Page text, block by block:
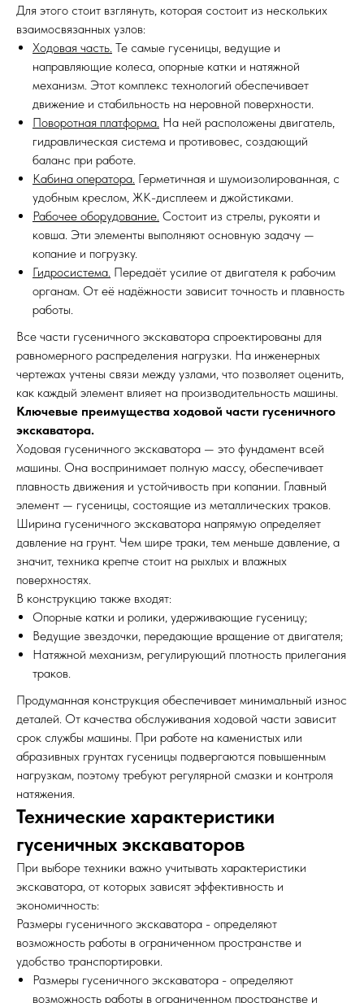
Для этого стоит взглянуть, которая состоит из нескольких
взаимосвязанных узлов:
Ходовая часть. Те самые гусеницы, ведущие и
направляющие колеса, опорные катки и натяжной
механизм. Этот комплекс технологий обеспечивает
движение и стабильность на неровной поверхности.
Поворотная платформа. На ней расположены двигатель,
гидравлическая система и противовес, создающий
баланс при работе.
Кабина оператора. Герметичная и шумоизолированная, с
удобным креслом, ЖК-дисплеем и джойстиками.
Рабочее оборудование. Состоит из стрелы, рукояти и
ковша. Эти элементы выполняют основную задачу —
копание и погрузку.
Гидросистема. Передаёт усилие от двигателя к рабочим
органам. От её надёжности зависит точность и плавность
работы.
Все части гусеничного экскаватора спроектированы для
равномерного распределения нагрузки. На инженерных
чертежах учтены связи между узлами, что позволяет оценить,
как каждый элемент влияет на производительность машины.
Ключевые преимущества ходовой части гусеничного
экскаватора.
Ходовая гусеничного экскаватора — это фундамент всей
машины. Она воспринимает полную массу, обеспечивает
плавность движения и устойчивость при копании. Главный
элемент — гусеницы, состоящие из металлических траков.
Ширина гусеничного экскаватора напрямую определяет
давление на грунт. Чем шире траки, тем меньше давление, а
значит, техника крепче стоит на рыхлых и влажных
поверхностях.
В конструкцию также входят:
Опорные катки и ролики, удерживающие гусеницу;
Ведущие звездочки, передающие вращение от двигателя;
Натяжной механизм, регулирующий плотность прилегания
траков.
Продуманная конструкция обеспечивает минимальный износ
деталей. От качества обслуживания ходовой части зависит
срок службы машины. При работе на каменистых или
абразивных грунтах гусеницы подвергаются повышенным
нагрузкам, поэтому требуют регулярной смазки и контроля
натяжения.
Технические характеристики
гусеничных экскаваторов
При выборе техники важно учитывать характеристики
экскаватора, от которых зависят эффективность и
экономичность:
Размеры гусеничного экскаватора - определяют
возможность работы в ограниченном пространстве и
удобство транспортировки.
Размеры гусеничного экскаватора - определяют
возможность работы в ограниченном пространстве и